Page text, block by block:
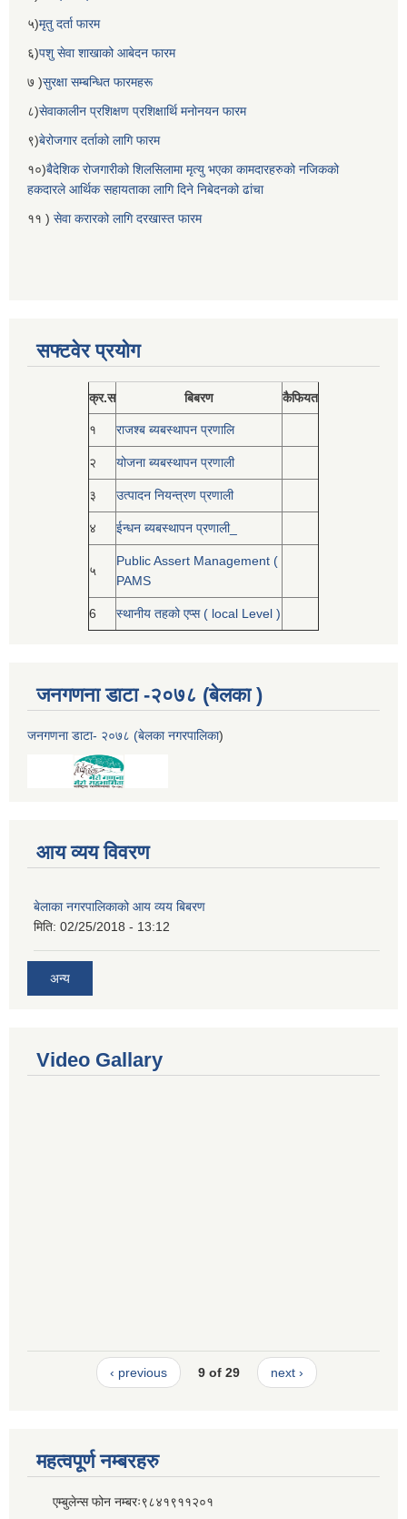
५)मृतु दर्ता फारम
६)पशु सेवा शाखाको आबेदन फारम
७ )सुरक्षा सम्बन्धित फारमहरू
८)सेवाकालीन प्रशिक्षण प्रशिक्षार्थि मनोनयन फारम
९)बेरोजगार दर्ताको लागि फारम
१०)बैदेशिक रोजगारीको शिलसिलामा मृत्यु भएका कामदारहरुको नजिकको
हकदारले आर्थिक सहायताका लागि दिने निबेदनको ढांचा
११ ) सेवा करारको लागि दरखास्त फारम
सफ्टवेर प्रयोग
क्र.स बिबरण कैफियत
१ राजश्ब ब्यबस्थापन प्रणालि
२ योजना ब्यबस्थापन प्रणाली
३ उत्पादन नियन्त्रण प्रणाली
४ ईन्धन ब्यबस्थापन प्रणाली_
५
Public Assert Management (
PAMS
6 स्थानीय तहको एप्स ( local Level )
जनगणना डाटा -२०७८ (बेलका )
जनगणना डाटा- २०७८ (बेलका नगरपालिका)
आय व्यय विवरण
बेलाका नगरपालिकाको आय व्यय बिबरण
मिति: 02/25/2018 - 13:12
अन्य
Video Gallary
‹ previous 9 of 29 next ›
महत्वपूर्ण नम्बरहरु
एम्बुलेन्स फोन नम्बरः९८४१९११२०१